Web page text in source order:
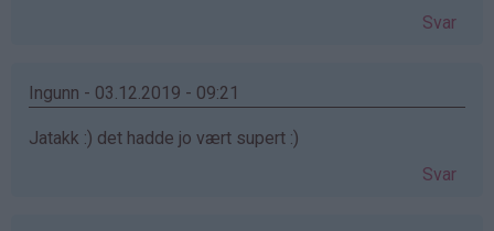
Svar
Ingunn - 03.12.2019 - 09:21
Jatakk :) det hadde jo vært supert :)
Svar